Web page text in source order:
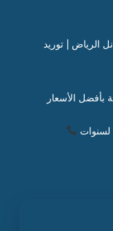
الرياض | توريد
بأفضل الأسعار
لسنوات